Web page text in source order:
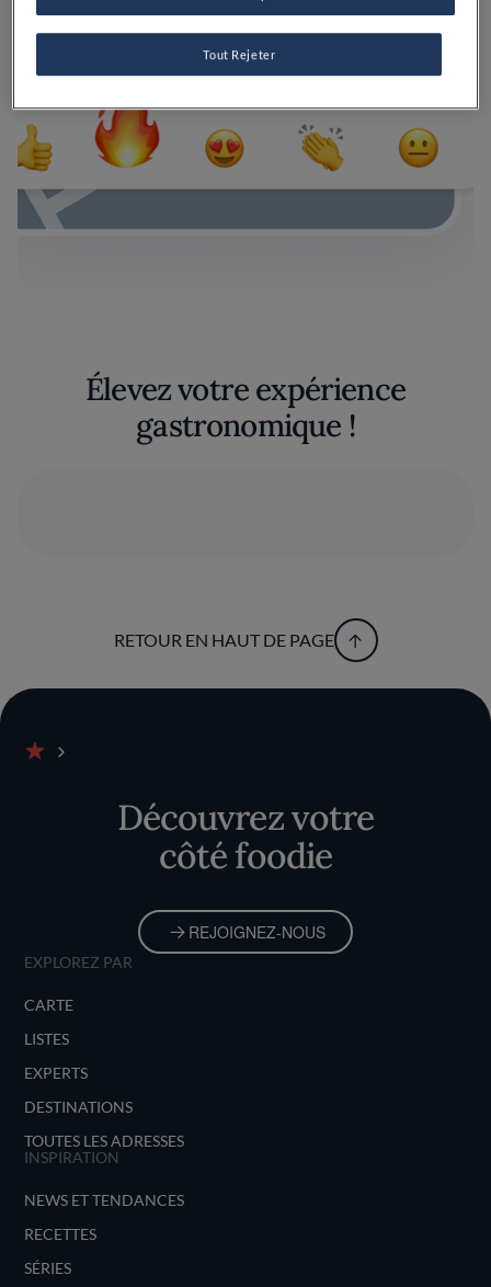
Élevez votre expérience
gastronomique !
RETOUR EN HAUT DE PAGE
Découvrez votre
côté foodie
REJOIGNEZ-NOUS
EXPLOREZ PAR
CARTE
LISTES
EXPERTS
DESTINATIONS
TOUTES LES ADRESSES
INSPIRATION
NEWS ET TENDANCES
RECETTES
SÉRIES
Tout Rejeter